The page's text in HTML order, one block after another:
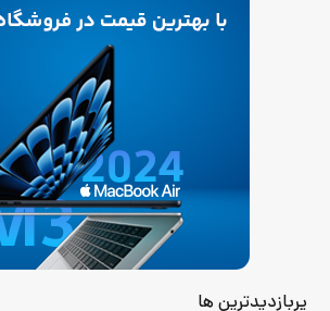
پربازدیدترین ها